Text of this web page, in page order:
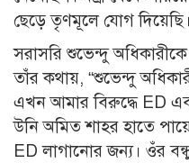
ছেড়ে তৃণমূলে যোগ
সরাসরি শুভেন্দু
তাঁর কথায়, “শুভেন্দু
এখন আমার বিরুদ্ধে ED
উনি অমিত শাহর হাতে
ED লাগানোর জন্য। ওঁর